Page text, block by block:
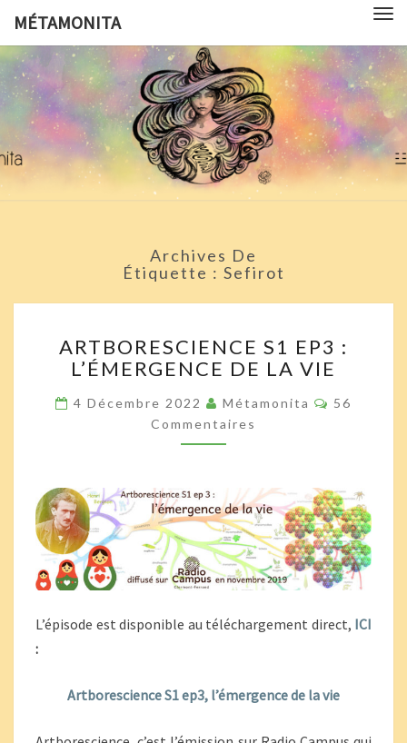
MÉTAMONITA
Pédagogie,
Arts
Visuels,
Sciences
Pop
Culture Et
Archives De
Étiquette : Sefirot
S1
EP3
L’ÉMERGENCE
DE
LA
ARTBORESCIENCE S1 EP3 :
L’ÉMERGENCE DE LA VIE
4 Décembre 2022 Métamonita
56
Commentaires
L’épisode est disponible au téléchargement direct, ICI
:
Artborescience S1 ep3, l’émergence de la vie